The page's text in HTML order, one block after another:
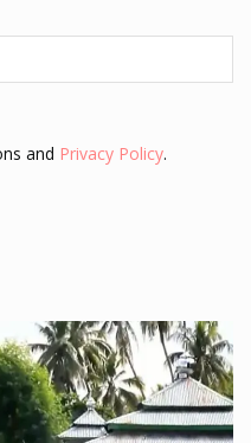
and Privacy Policy.